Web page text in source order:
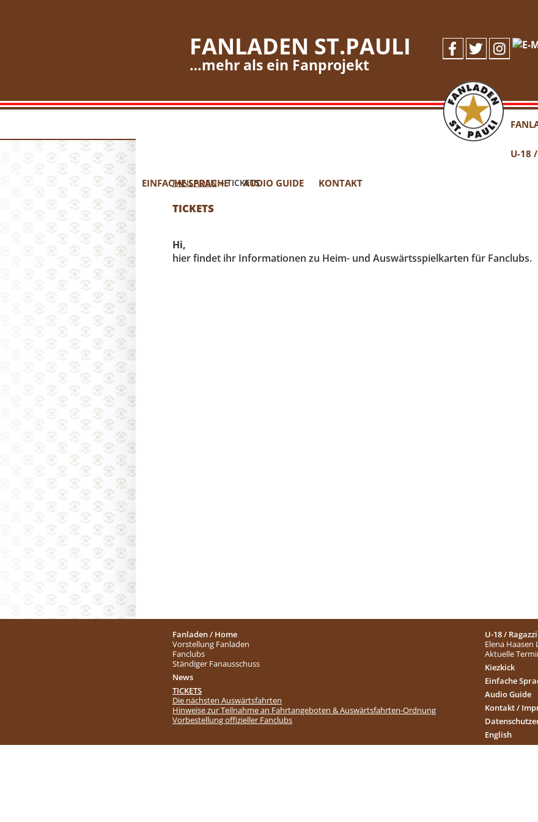
FANLADEN ST.PAULI
…mehr als ein Fanprojekt
U-18
EINFACHE SPRACHE AUDIO GUIDE KONTAKT
FANLADEN»TICKETS
TICKETS
Hi,
hier findet ihr Informationen zu Heim- und Auswärtsspielkarten für Fanclubs.
Fanladen / Home
Vorstellung Fanladen
Fanclubs
Ständiger Fanausschuss
News
TICKETS
Die nächsten Auswärtsfahrten
Hinweise zur Teilnahme an Fahrtangeboten & Auswärtsfahrten-Ordnung
Vorbestellung offizieller Fanclubs
U-18 / Ragazzi
Elena Haasen
Aktuelle
Kiezkick
Einfache
Audio Guide
Kontakt /
English